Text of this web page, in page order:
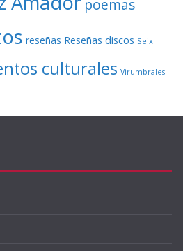
poemas
reseñas Reseñas discos Seix
culturales Virumbrales